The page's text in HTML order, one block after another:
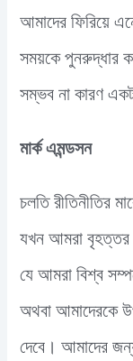
আমাদের ফিরিয়ে
সময়কে পুনরুদ্ধার
সম্ভব না কারণ
মার্ক এমন্ডসন
চলতি রীতিনীতির
যখন আমরা
যে আমরা বিশ্ব
অথবা আমাদেরকে
দেবে। আমাদের